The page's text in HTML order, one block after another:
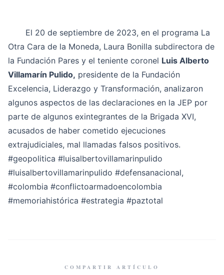
El 20 de septiembre de 2023, en el programa La
Otra Cara de la Moneda, Laura Bonilla subdirectora de
la Fundación Pares y el teniente coronel Luis Alberto
Villamarín Pulido, presidente de la Fundación
Excelencia, Liderazgo y Transformación, analizaron
algunos aspectos de las declaraciones en la JEP por
parte de algunos exintegrantes de la Brigada XVI,
acusados de haber cometido ejecuciones
extrajudiciales, mal llamadas falsos positivos.
#geopolitica #luisalbertovillamarinpulido
#luisalbertovillamarinpulido #defensanacional,
#colombia #conflictoarmadoencolombia
#memoriahistórica #estrategia #paztotal
COMPARTIR ARTÍCULO